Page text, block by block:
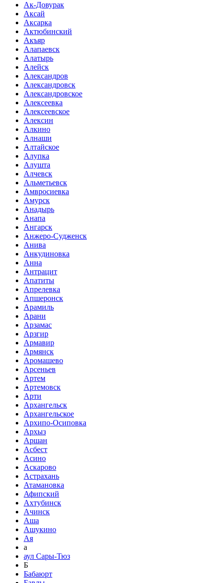
Ак-Довурак
Аксай
Аксарка
Актюбинский
Акъяр
Алапаевск
Алатырь
Алейск
Александров
Александровск
Александровское
Алексеевка
Алексеевское
Алексин
Алкино
Алнаши
Алтайское
Алупка
Алушта
Алчевск
Альметьевск
Амвросиевка
Амурск
Анадырь
Анапа
Ангарск
Анжеро-Судженск
Анива
Анкудиновка
Анна
Антрацит
Апатиты
Апрелевка
Апшеронск
Арамиль
Арани
Арзамас
Арзгир
Армавир
Армянск
Аромашево
Арсеньев
Артем
Артемовск
Арти
Архангельск
Архангельское
Архипо-Осиповка
Архыз
Аршан
Асбест
Асино
Аскарово
Астрахань
Атамановка
Афипский
Ахтубинск
Ачинск
Аша
Ашукино
Ая
а
аул Сары-Тюз
Б
Бабаюрт